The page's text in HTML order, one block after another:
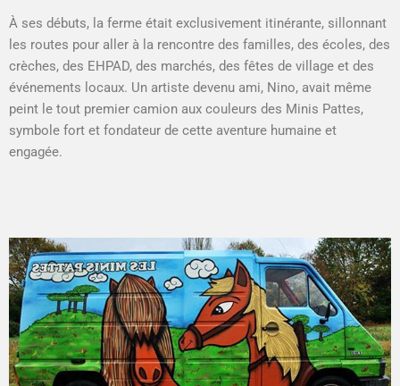
À ses débuts, la ferme était exclu­sive­ment itinérante, sil­lon­nant
les routes pour aller à la ren­con­tre des familles, des écoles, des
crèch­es, des EHPAD, des marchés, des fêtes de vil­lage et des
événe­ments locaux. Un artiste devenu ami, Nino, avait même
peint le tout pre­mier camion aux couleurs des Min­is Pattes,
sym­bole fort et fon­da­teur de cette aven­ture humaine et
engagée.